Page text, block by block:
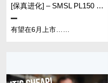
[保真进化] – SMSL PL150 Hi-Fi CD播放器
有望在6月上市……